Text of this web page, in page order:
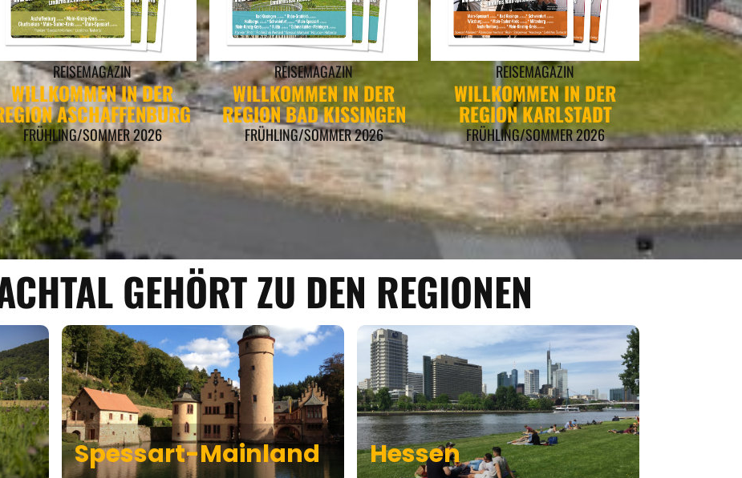
REISEMAGAZIN
WILLKOMMEN IN DER
ASCHAFFENBURG
FRÜHLING/SOMMER 2026
REISEMAGAZIN
WILLKOMMEN IN DER
REGION BAD KISSINGEN
FRÜHLING/SOMMER 2026
REISEMAGAZIN
WILLKOMMEN IN DER
REGION KARLSTADT
FRÜHLING/SOMMER 2026
GEHÖRT ZU DEN REGIONEN
Spessart-Mainland Hessen